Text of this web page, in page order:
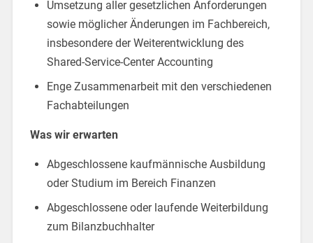
Umsetzung aller gesetzlichen Anforderungen
sowie möglicher Änderungen im Fachbereich,
insbesondere der Weiterentwicklung des
Shared-Service-Center Accounting
Enge Zusammenarbeit mit den verschiedenen
Fachabteilungen
Was wir erwarten
Abgeschlossene kaufmännische Ausbildung
oder Studium im Bereich Finanzen
Abgeschlossene oder laufende Weiterbildung
zum Bilanzbuchhalter